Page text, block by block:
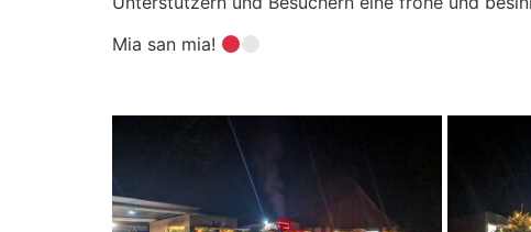
Mia san mia!